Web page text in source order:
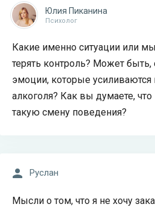
Юлия Пиканина
Психолог
Какие именно ситуации или
терять контроль? Может
эмоции, которые
алкоголя? Как вы думаете,
такую смену поведения?
Руслан
Мысли о том, что я не хочу